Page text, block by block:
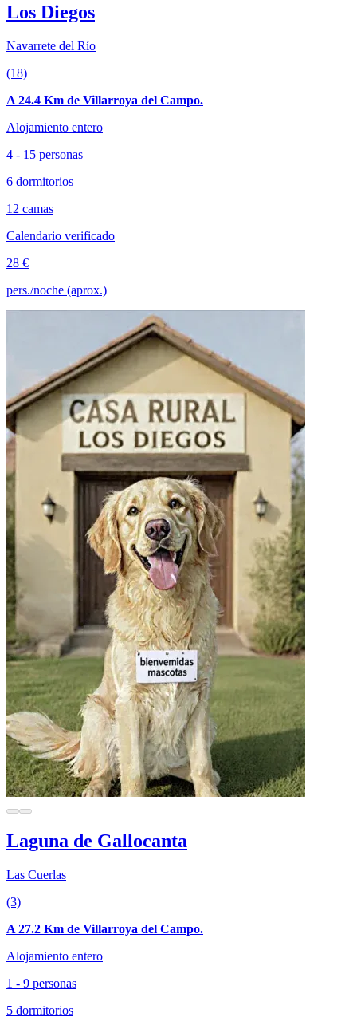
Los Diegos
Navarrete del Río
(18)
A 24.4 Km de Villarroya del Campo.
Alojamiento entero
4 - 15 personas
6 dormitorios
12 camas
Calendario verificado
28 €
pers./noche (aprox.)
Laguna de Gallocanta
Las Cuerlas
(3)
A 27.2 Km de Villarroya del Campo.
Alojamiento entero
1 - 9 personas
5 dormitorios